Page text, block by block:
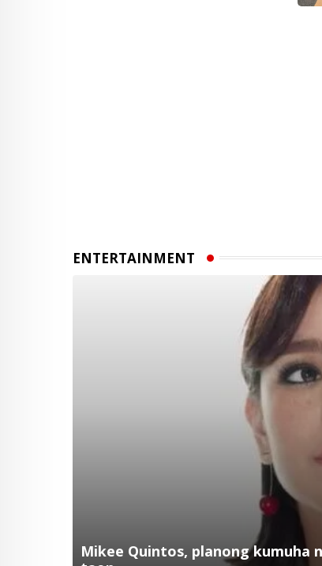
ENTERTAINMENT
Mikee Quintos, planong kumuha